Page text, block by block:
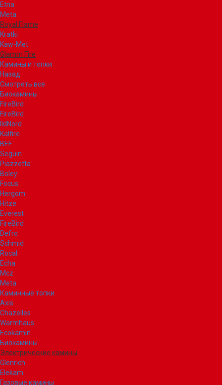
Etna
Meta
Royal Flame
Kratki
Kaw-Met
Glamm Fire
Камины и топки
Назад
Смотреть все
Биокамины
FireBird
FireBird
IldNord
Kalfire
BEF
Seguin
Piazzetta
Boley
Focus
Hergom
Hitze
Everest
FireBird
Defro
Schmid
Rocal
Echa
Mcz
Meta
Каминные топки
Axis
Chazelles
Warmhaus
Ecokamin
Биокамины
Электрические камины
Glenrich
Elekam
Газовые камины